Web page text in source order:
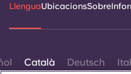
LlenguaUbicacionsSobre
Català Deutsch